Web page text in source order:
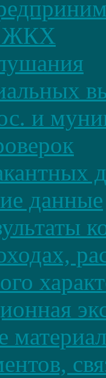
ЖКХ
и
данные